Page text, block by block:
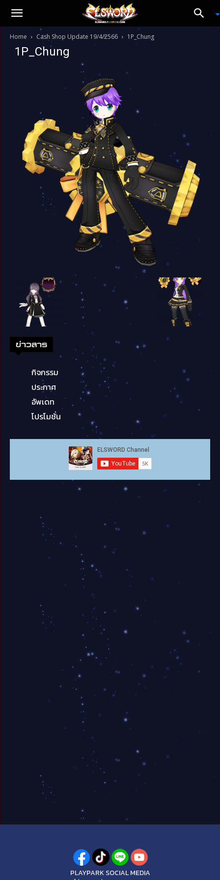
Home Cash Shop Update 19/4/2566 1P_Chung
1P_Chung
ข่าวสาร
กิจกรรม
ประกาศ
อัพเดท
โปรโมชั่น
PLAYPARK SOCIAL MEDIA